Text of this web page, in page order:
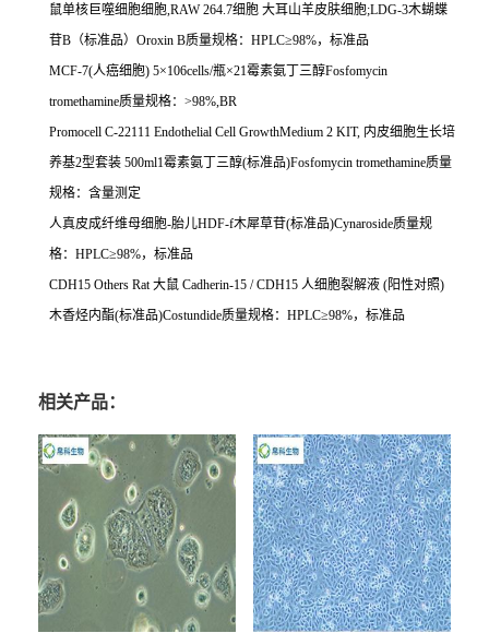
鼠单核巨噬细胞细胞,RAW 264.7细胞 大耳山羊皮肤细胞;LDG-3木蝴蝶
苷B （标准品） Oroxin B质量规格： HPLC≥98%，标准品
MCF-7(人癌细胞) 5×106cells/瓶×21霉素氨丁三醇Fosfomycin
tromethamine质量规格： >98%,BR
Promocell C-22111 Endothelial Cell GrowthMedium 2 KIT, 内皮细胞生长培
养基2型套装 500ml1霉素氨丁三醇(标准品)Fosfomycin tromethamine质量
规格：含量测定
人真皮成纤维母细胞-胎儿HDF-f木犀草苷(标准品)Cynaroside质量规
格： HPLC≥98%，标准品
CDH15 Others Rat大鼠 Cadherin-15 / CDH15 人细胞裂解液 (阳性对照)
木香烃内酯(标准品)Costundide质量规格： HPLC≥98%，标准品
相关产品：